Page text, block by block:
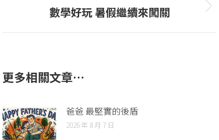
數學好玩 暑假繼續來闖關
更多相關文章…
爸爸 最堅實的後盾
2026 年 8 月 7 日